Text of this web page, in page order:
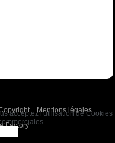
Mentions légales
Factory
acceptez l'utilisation de Cookies